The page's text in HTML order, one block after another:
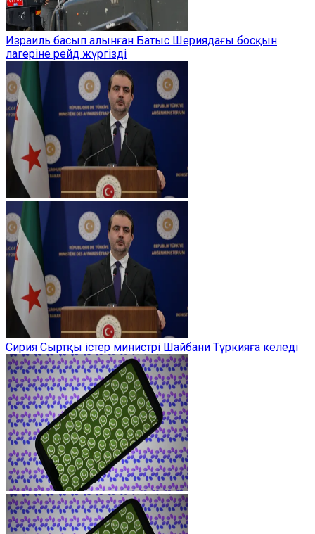
Израиль басып алынған Батыс Шериядағы босқын
лагеріне рейд жүргізді
Сирия Сыртқы істер министрі Шайбани Түркияға келеді